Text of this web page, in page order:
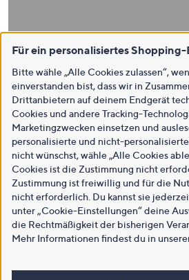
Für ein personalisiertes
Bitte wähle „Alle Cookies zulassen“,
einverstanden bist, dass wir in
Drittanbietern auf deinem Endgerät
Cookies und andere Tracking-
Marketingzwecken einsetzen und
personalisierte und nicht-
nicht wünschst, wähle „Alle Cookies
Cookies ist die Zustimmung nicht
Zustimmung ist freiwillig und für die
nicht erforderlich. Du kannst sie
unter „Cookie-Einstellungen“ deine
die Rechtmäßigkeit der bisherigen
Mehr Informationen findest du in